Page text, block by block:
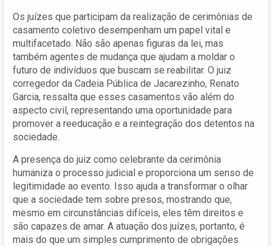
Os juízes que participam da realização de cerimônias de
casamento coletivo desempenham um papel vital e
multifacetado. Não são apenas figuras da lei, mas
também agentes de mudança que ajudam a moldar o
futuro de indivíduos que buscam se reabilitar. O juiz
corregedor da Cadeia Pública de Jacarezinho, Renato
Garcia, ressalta que esses casamentos vão além do
aspecto civil, representando uma oportunidade para
promover a reeducação e a reintegração dos detentos na
sociedade.
A presença do juiz como celebrante da cerimônia
humaniza o processo judicial e proporciona um senso de
legitimidade ao evento. Isso ajuda a transformar o olhar
que a sociedade tem sobre presos, mostrando que,
mesmo em circunstâncias difíceis, eles têm direitos e
são capazes de amar. A atuação dos juízes, portanto, é
mais do que um simples cumprimento de obrigações